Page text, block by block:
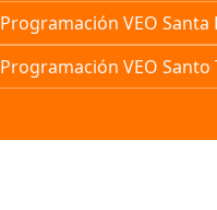
Programación VEO Santa
Programación VEO Santo